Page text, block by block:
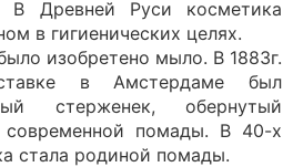
В Древней Руси косметика
в гигиенических целях.
изобретено мыло. В 1883г.
в Амстердаме был
стерженек, обернутый
современной помады. В 40-х
стала родиной помады.